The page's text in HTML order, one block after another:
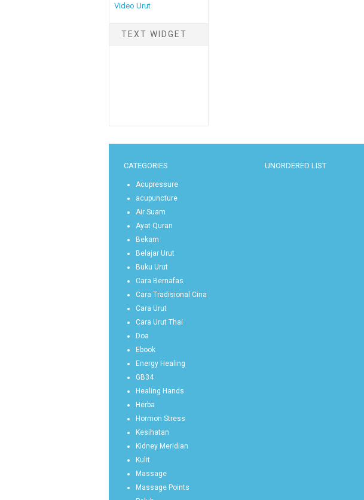
Video Urut
TEXT WIDGET
CATEGORIES
Acupressure
acupuncture
Air Suam
Ayat Quran
Bekam
Belajar Urut
Buku Urut
Cara Bernafas
Cara Tradisional Cina
Cara Urut
Cara Urut Thai
Doa
Ebook
Energy Healing
GB34
Healing Hands.
Herba
Hormon Stress
Kesihatan
Kidney Meridian
Kulit
Massage
Massage Points
UNORDERED LIST